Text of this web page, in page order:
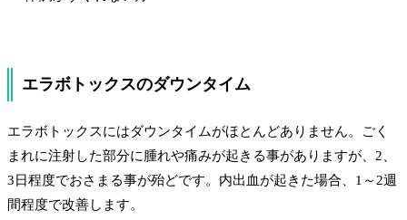
エラボトックスのダウンタイム
エラボトックスにはダウンタイムがほとんどありません。ごく
まれに注射した部分に腫れや痛みが起きる事がありますが、2、
3日程度でおさまる事が殆どです。内出血が起きた場合、1～2週
間程度で改善します。